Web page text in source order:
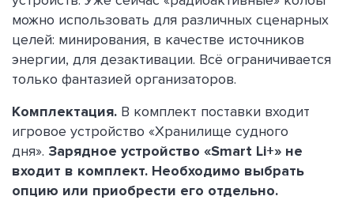
можно использовать для различных сценарных
целей: минирования, в качестве источников
энергии, для дезактивации. Всё ограничивается
только фантазией организаторов.
Комплектация. В комплект поставки входит
игровое устройство «Хранилище судного
дня». Зарядное устройство «Smart Li+» не
входит в комплект. Необходимо выбрать
опцию или приобрести его отдельно.